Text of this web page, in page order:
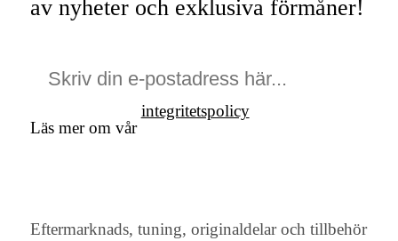
av nyheter och exklusiva förmåner!
Läs mer om vår
integritetspolicy
Eftermarknads, tuning, originaldelar och tillbehör